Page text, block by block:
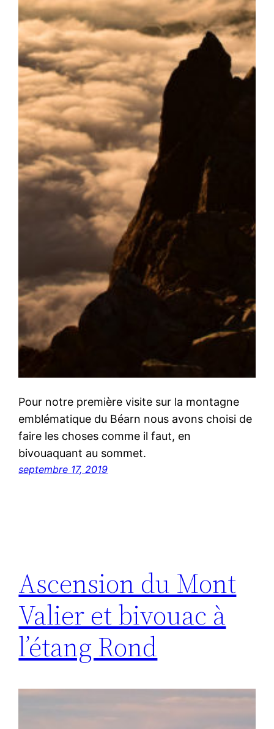
Pour notre première visite sur la montagne
emblématique du Béarn nous avons choisi de
faire les choses comme il faut, en
bivouaquant au sommet.
septembre 17, 2019
Ascension du Mont
Valier et bivouac à
l’étang Rond